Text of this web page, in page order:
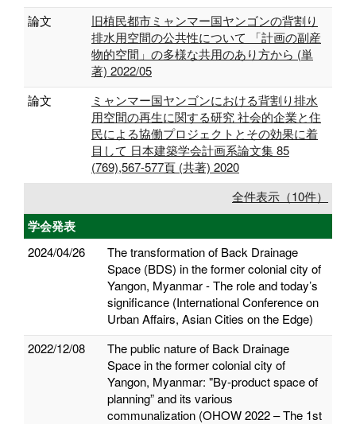
論文
旧植民都市ミャンマー国ヤンゴンの背割り
排水用空間の公共性について 「計画の副産
物的空間」の多様な共用のあり方から (単
著) 2022/05
論文
ミャンマー国ヤンゴンにおける背割り排水
用空間の再生に関する研究 社会的企業と住
民による協働プロジェクトとその効果に着
目して 日本建築学会計画系論文集 85
(769),567-577頁 (共著) 2020
全件表示（10件）
学会発表
2024/04/26
The transformation of Back Drainage
Space (BDS) in the former colonial city of
Yangon, Myanmar - The role and today’s
significance (International Conference on
Urban Affairs, Asian Cities on the Edge)
2022/12/08
The public nature of Back Drainage
Space in the former colonial city of
Yangon, Myanmar: "By-product space of
planning” and its various
communalization (OHOW 2022 – The 1st